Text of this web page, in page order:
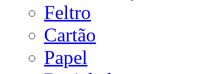
Feltro
Cartão
Papel